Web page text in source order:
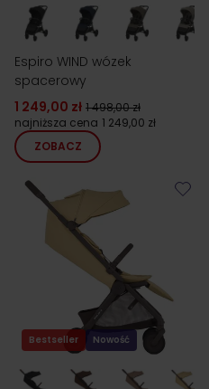
Espiro WIND wózek
spacerowy
1 249,00 zł 1 498,00 zł
najniższa cena 1 249,00 zł
ZOBACZ
Bestseller Nowość